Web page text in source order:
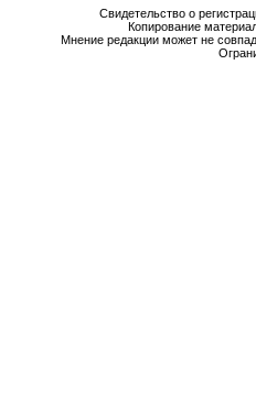
Свидетельство о
Копирование
Мнение редакции может не